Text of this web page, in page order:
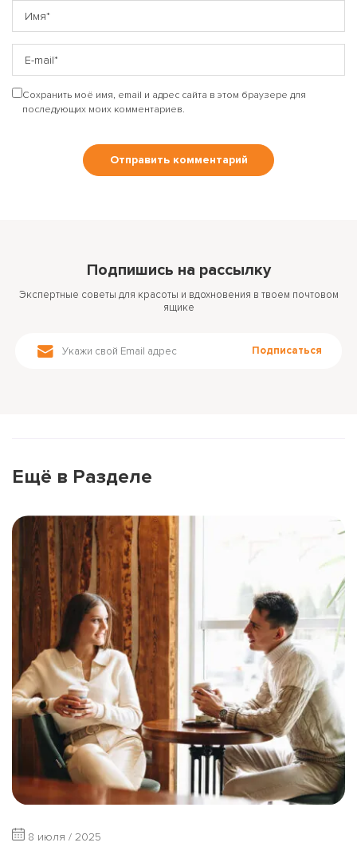
Сохранить моё имя, email и адрес сайта в этом браузере для
последующих моих комментариев.
Подпишись на рассылку
Подписаться
Экспертные советы для красоты и вдохновения в твоем почтовом
ящике
Ещё в Разделе
8 июля / 2025